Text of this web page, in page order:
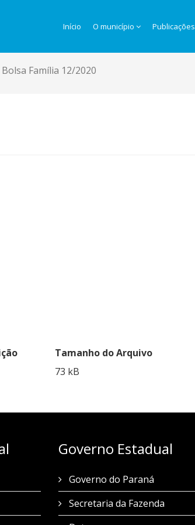
Início O município Publicações
Família 12/2020
Tamanho do Arquivo
73 kB
Governo Estadual
Governo do Paraná
Secretaria da Fazenda